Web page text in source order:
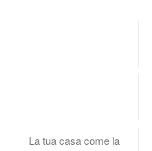
La tua casa come la